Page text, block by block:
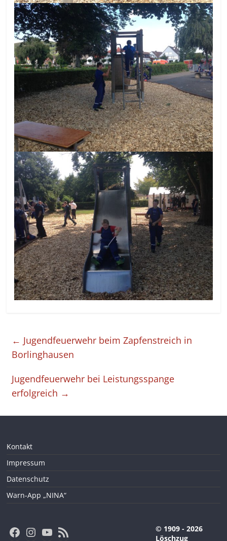
← Jugendfeuerwehr beim Zapfenstreich in
Borlinghausen
Jugendfeuerwehr bei Leistungsspange
erfolgreich →
Kontakt
Impressum
Datenschutz
Warn-App „NINA“
Facebook Instagram YouTube RSS-Feed
© 1909 - 2026
Löschzug